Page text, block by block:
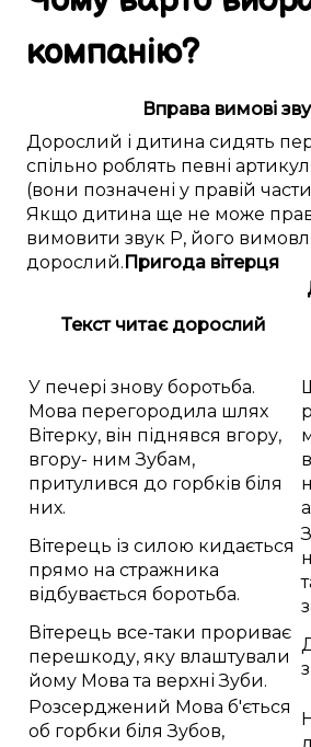
компанію?
Вправа вимові
Дорослий і дитина сидять
спільно роблять певні
(вони позначені у правій
Якщо дитина ще не може
вимовити звук Р, його
дорослий.Пригода вітерця
Текст читає дорослий
У печері знову боротьба.
Мова перегородила шлях
Вітерку, він піднявся вгору,
вгору- ним Зубам,
притулився до горбків біля
них.
Вітерець із силою кидається
прямо на стражника
відбувається боротьба.
Вітерець все-таки прориває
перешкоду, яку влаштували
йому Мова та верхні Зуби.
Розсерджений Мова б'ється
об горбки біля Зубов,